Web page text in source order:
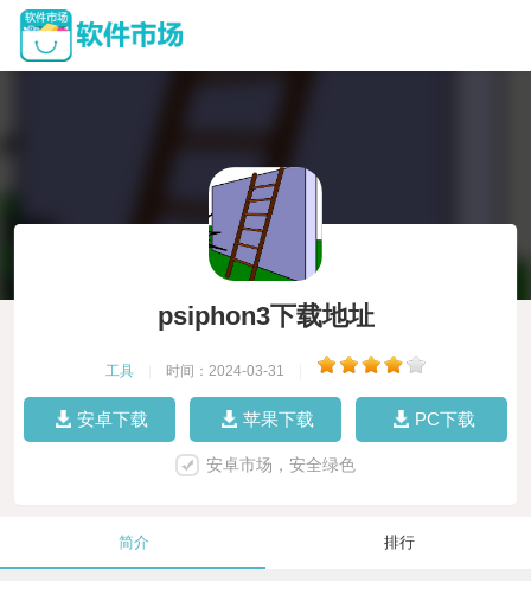
psiphon3下载地址
工具 时间：2024-03-31
安卓下载 苹果下载 PC下载
安卓市场，安全绿色
简介 排行